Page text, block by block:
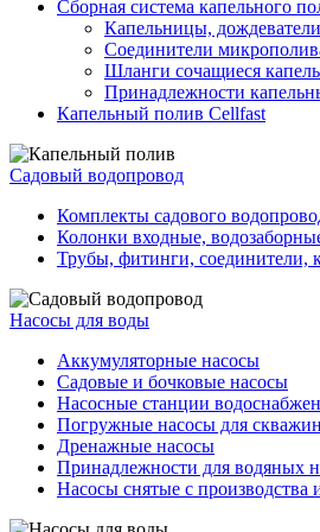
Сборная система капельного
Капельницы,
Соединители
Шланги сочащиеся
Принадлежности
Капельный полив Cellfast
Садовый водопровод
Комплекты садового
Колонки входные,
Трубы, фитинги, соединители,
Насосы для воды
Аккумуляторные насосы
Садовые и бочковые насосы
Насосные станции
Погружные насосы для
Дренажные насосы
Принадлежности для водяных
Насосы снятые с производства